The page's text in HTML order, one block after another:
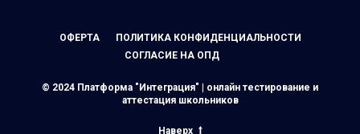
ОФЕРТА
ПОЛИТИКА КОНФИДЕНЦИАЛЬНОСТИ
СОГЛАСИЕ НА ОПД
© 2024 Платформа "Интеграция" | онлайн тестирование и
аттестация школьников
Наверх